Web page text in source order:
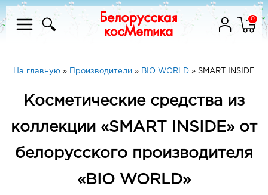
0
На главную » Производители » BIO WORLD » SMART INSIDE
Косметические средства из
коллекции «SMART INSIDE» от
белорусского производителя
«BIO WORLD»